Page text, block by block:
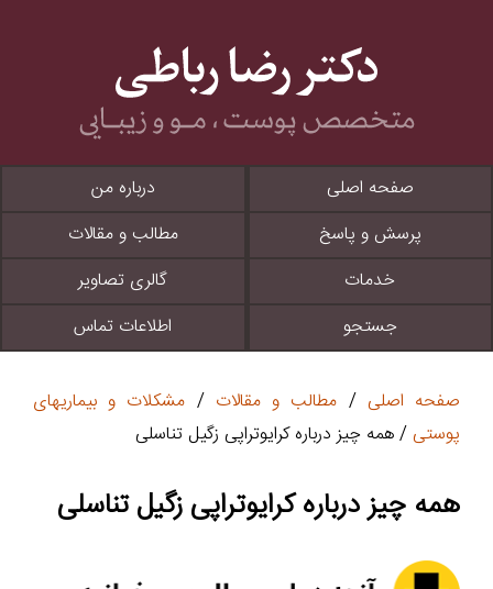
صفحه اصلی
درباره من
پرسش و پاسخ
مطالب و مقالات
خدمات
گالری تصاویر
جستجو
اطلاعات تماس
صفحه اصلی / مطالب و مقالات / مشکلات و بیماریهای
پوستی / همه چیز درباره کرایوتراپی زگیل تناسلی
همه چیز درباره کرایوتراپی زگیل تناسلی